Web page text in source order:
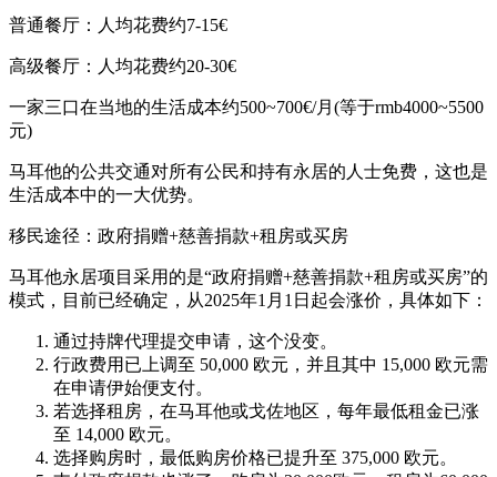
普通餐厅：人均花费约7-15€
高级餐厅：人均花费约20-30€
一家三口在当地的生活成本约500~700€/月(等于rmb4000~5500
元)
马耳他的公共交通对所有公民和持有永居的人士免费，这也是
生活成本中的一大优势。
移民途径：政府捐赠+慈善捐款+租房或买房
马耳他永居项目采用的是“政府捐赠+慈善捐款+租房或买房”的
模式，目前已经确定，从2025年1月1日起会涨价，具体如下：
通过持牌代理提交申请，这个没变。
行政费用已上调至 50,000 欧元，并且其中 15,000 欧元需
在申请伊始便支付。
若选择租房，在马耳他或戈佐地区，每年最低租金已涨
至 14,000 欧元。
选择购房时，最低购房价格已提升至 375,000 欧元。